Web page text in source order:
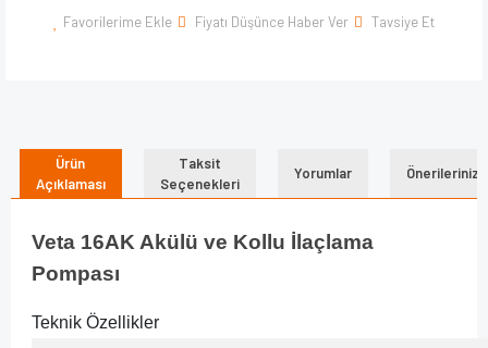
Favorilerime Ekle Fiyatı Düşünce Haber Ver Tavsiye Et
Ürün
Açıklaması
Taksit
Seçenekleri
Yorumlar Önerileriniz
Veta 16AK Akülü ve Kollu İlaçlama
Pompası
Teknik Özellikler